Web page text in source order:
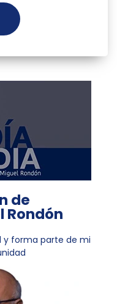
de
Rondón
y forma parte de mi